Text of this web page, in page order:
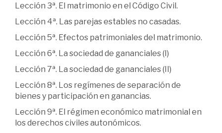
Lección 3ª. El matrimonio en el Código Civil.
Lección 4ª. Las parejas estables no casadas.
Lección 5ª. Efectos patrimoniales del matrimonio.
Lección 6ª. La sociedad de gananciales (I)
Lección 7ª. La sociedad de gananciales (II)
Lección 8ª. Los regímenes de separación de
bienes y participación en ganancias.
Lección 9ª. El régimen económico matrimonial en
los derechos civiles autonómicos.